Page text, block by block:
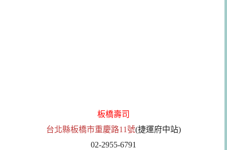
板橋壽司
台北縣板橋市重慶路11號(捷運府中站)
02-2955-6791